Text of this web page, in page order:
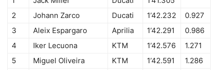
2
Johann Zarco Ducati 1’42.232
0.927
3
Aleix Espargaro Aprilia 1’42.291
0.986
4
Iker Lecuona KTM 1’42.576
1.271
5
Miguel Oliveira KTM 1’42.591
1.286